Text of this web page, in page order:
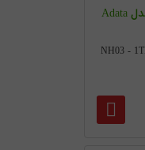
هارد دیسک قابل حمل ای دیتا مدل Adata